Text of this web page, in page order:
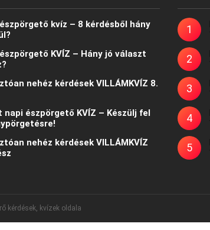
kvíz – 8 kérdésből hány
KVÍZ – Hány jó választ
nehéz kérdések VILLÁMKVÍZ 8.
napi észpörgető KVÍZ – Készülj fel
nehéz kérdések VILLÁMKVÍZ
kérdések, kvízek oldala